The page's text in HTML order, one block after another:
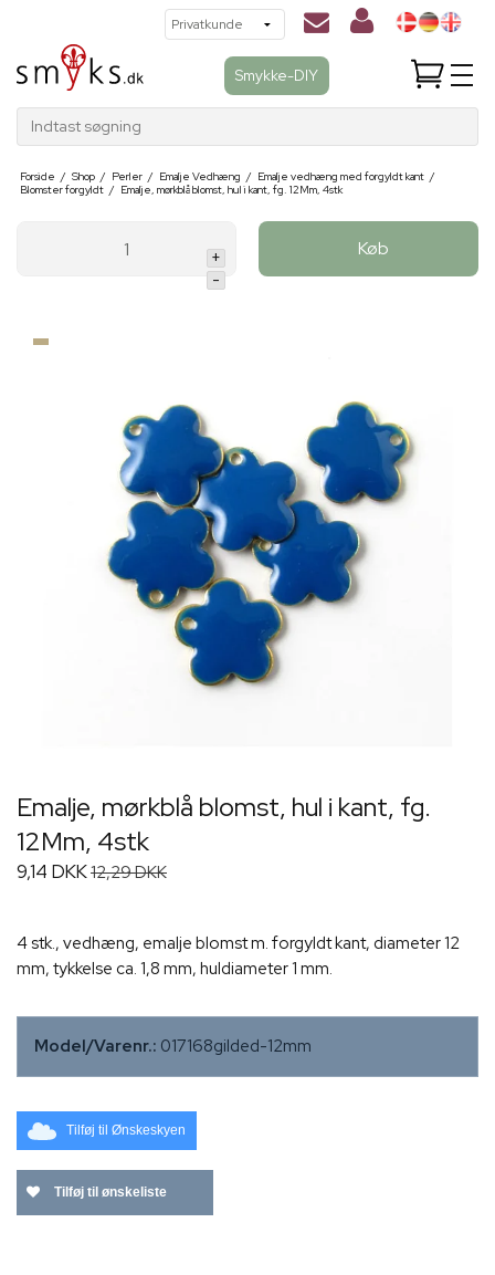
Smykke-DIY
Indtast søgning
Forside / Shop / Perler / Emalje Vedhæng / Emalje vedhæng med forgyldt kant /
Blomster forgyldt / Emalje, mørkblå blomst, hul i kant, fg. 12Mm, 4stk
+
-
Køb
Emalje, mørkblå blomst, hul i kant, fg.
12Mm, 4stk
9,14 DKK12,29 DKK
4 stk., vedhæng, emalje blomst m. forgyldt kant, diameter 12
mm, tykkelse ca. 1,8 mm, huldiameter 1 mm.
Model/Varenr.: 017168gilded-12mm
Tilføj til Ønskeskyen
Tilføj til ønskeliste